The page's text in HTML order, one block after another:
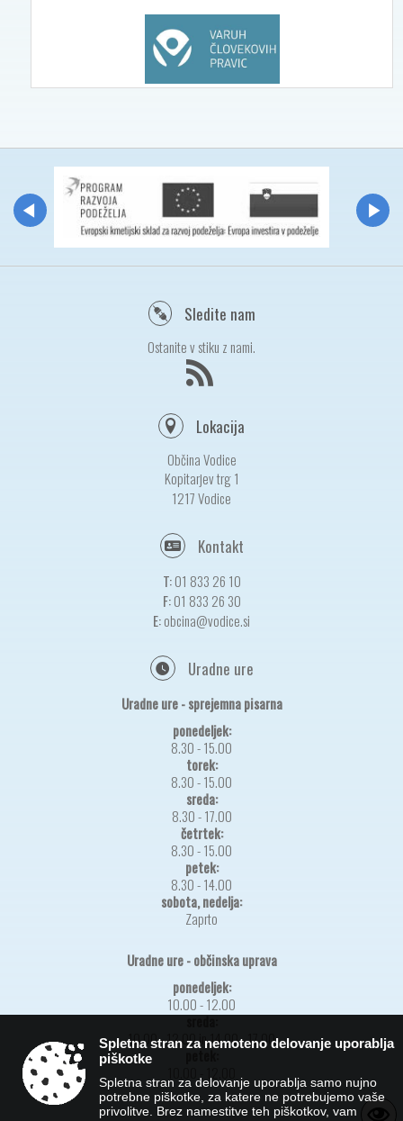
Sledite nam
Ostanite v stiku z nami.
Lokacija
Občina Vodice
Kopitarjev trg 1
1217 Vodice
Kontakt
T: 01 833 26 10
F: 01 833 26 30
E:obcina@vodice.si
Uradne ure
Uradne ure - sprejemna pisarna
ponedeljek:
8.30 - 15.00
torek:
8.30 - 15.00
sreda:
8.30 - 17.00
četrtek:
8.30 - 15.00
petek:
8.30 - 14.00
sobota, nedelja:
Zaprto
Uradne ure - občinska uprava
ponedeljek:
10.00 - 12.00
sreda:
10.00 - 12.00 in 14.00 - 17.00
Spletna stran za nemoteno delovanje uporablja
piškotke
Spletna stran za delovanje uporablja samo nujno
potrebne piškotke, za katere ne potrebujemo vaše
privolitve. Brez namestitve teh piškotkov, vam